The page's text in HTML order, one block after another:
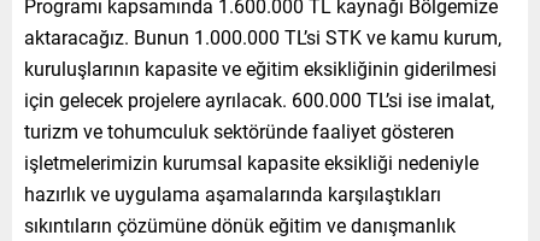
aktaracağız. Bunun 1.000.000 TL’si STK ve kamu kurum,
kuruluşlarının kapasite ve eğitim eksikliğinin giderilmesi
için gelecek projelere ayrılacak. 600.000 TL’si ise imalat,
turizm ve tohumculuk sektöründe faaliyet gösteren
işletmelerimizin kurumsal kapasite eksikliği nedeniyle
hazırlık ve uygulama aşamalarında karşılaştıkları
sıkıntıların çözümüne dönük eğitim ve danışmanlık